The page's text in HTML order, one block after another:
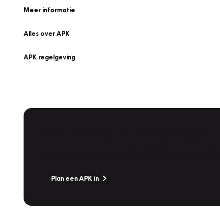
Meer informatie
Alles over APK
APK regelgeving
Plan een APK in